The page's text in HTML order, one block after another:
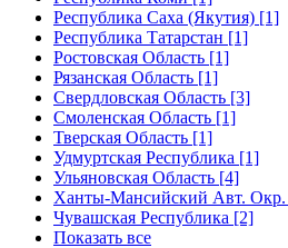
Республика Саха (Якутия) [1]
Республика Татарстан [1]
Ростовская Область [1]
Рязанская Область [1]
Свердловская Область [3]
Смоленская Область [1]
Тверская Область [1]
Удмуртская Республика [1]
Ульяновская Область [4]
Ханты-Мансийский Авт.
Чувашская Республика [2]
Показать все